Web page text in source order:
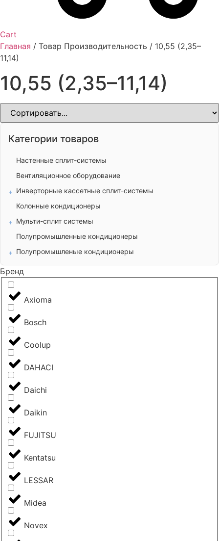
Cart
Главная / Товар Производительность / 10,55 (2,35–
11,14)
10,55 (2,35–11,14)
Категории товаров
Настенные сплит-системы
Вентиляционное оборудование
Инверторные кассетные сплит-системы
Колонные кондиционеры
Мульти-сплит системы
Полупромышленные кондиционеры
Полупромышленые кондиционеры
Бренд
Axioma
Bosch
Coolup
DAHACI
Daichi
Daikin
FUJITSU
Kentatsu
LESSAR
Midea
Novex